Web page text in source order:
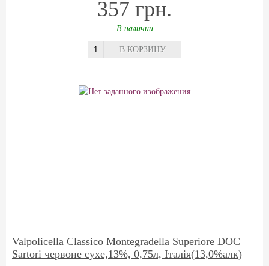
357 грн.
В наличии
В КОРЗИНУ
Valpolicella Classico Montegradella Superiore DOC
Sartori червоне сухе,13%, 0,75л, Італія(13,0%алк)